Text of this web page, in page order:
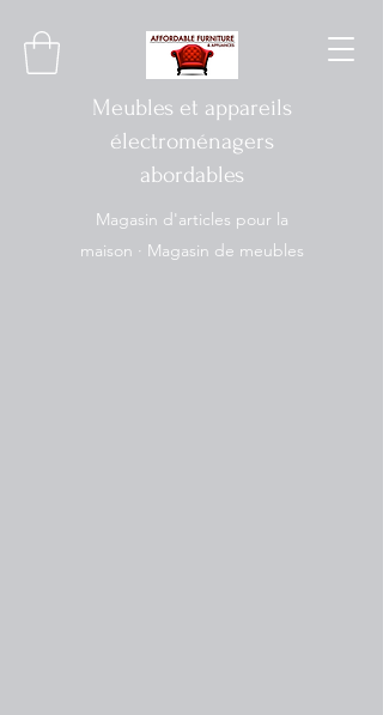
Meubles et appareils
électroménagers
abordables
Magasin d'articles pour la
maison · Magasin de meubles